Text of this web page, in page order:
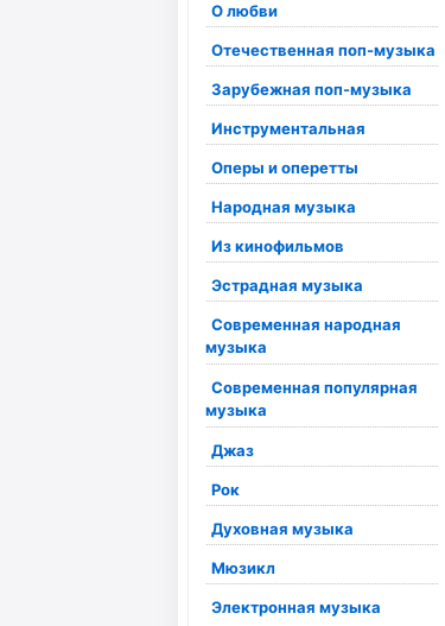
О любви
Отечественная поп-музыка
Зарубежная поп-музыка
Инструментальная
Оперы и оперетты
Народная музыка
Из кинофильмов
Эстрадная музыка
Современная народная
музыка
Современная популярная
музыка
Джаз
Рок
Духовная музыка
Мюзикл
Электронная музыка